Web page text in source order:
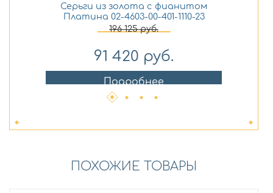
Серьги из золота с фианитом
Платина 02-4603-00-401-1110-23
196 125руб.
91 420 руб.
Подробнее
ПОХОЖИЕ ТОВАРЫ